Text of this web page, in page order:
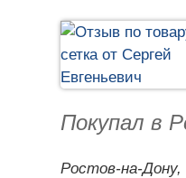
Покупал в
Ростов-на-Дону,